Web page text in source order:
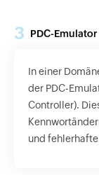
3 PDC-Emulator
In einer
der PDC-
Controller).
und